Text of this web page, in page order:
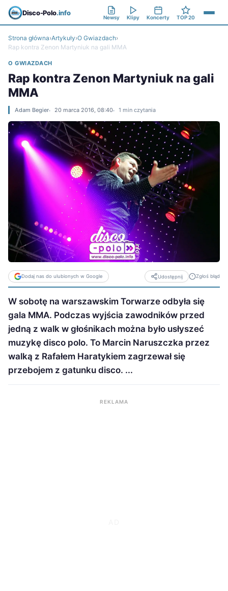
Disco-Polo.info
Newsy Klipy Koncerty TOP 20
Strona główna›Artykuły›O Gwiazdach›
Rap kontra Zenon Martyniuk na gali MMA
O GWIAZDACH
Rap kontra Zenon Martyniuk na gali
MMA
Adam Begier 20 marca 2016, 08:40 1 min czytania
Dodaj nas do ulubionych w Google Udostępnij Zgłoś błąd
W sobotę na warszawskim Torwarze odbyła się
gala MMA. Podczas wyjścia zawodników przed
jedną z walk w głośnikach można było usłyszeć
muzykę disco polo. To Marcin Naruszczka przez
walką z Rafałem Haratykiem zagrzewał się
przebojem z gatunku disco. ...
REKLAMA